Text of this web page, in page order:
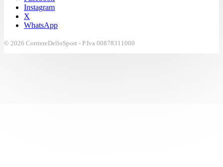
Instagram
X
WhatsApp
© 2026 CorriereDelloSport - P.Iva 00878311000